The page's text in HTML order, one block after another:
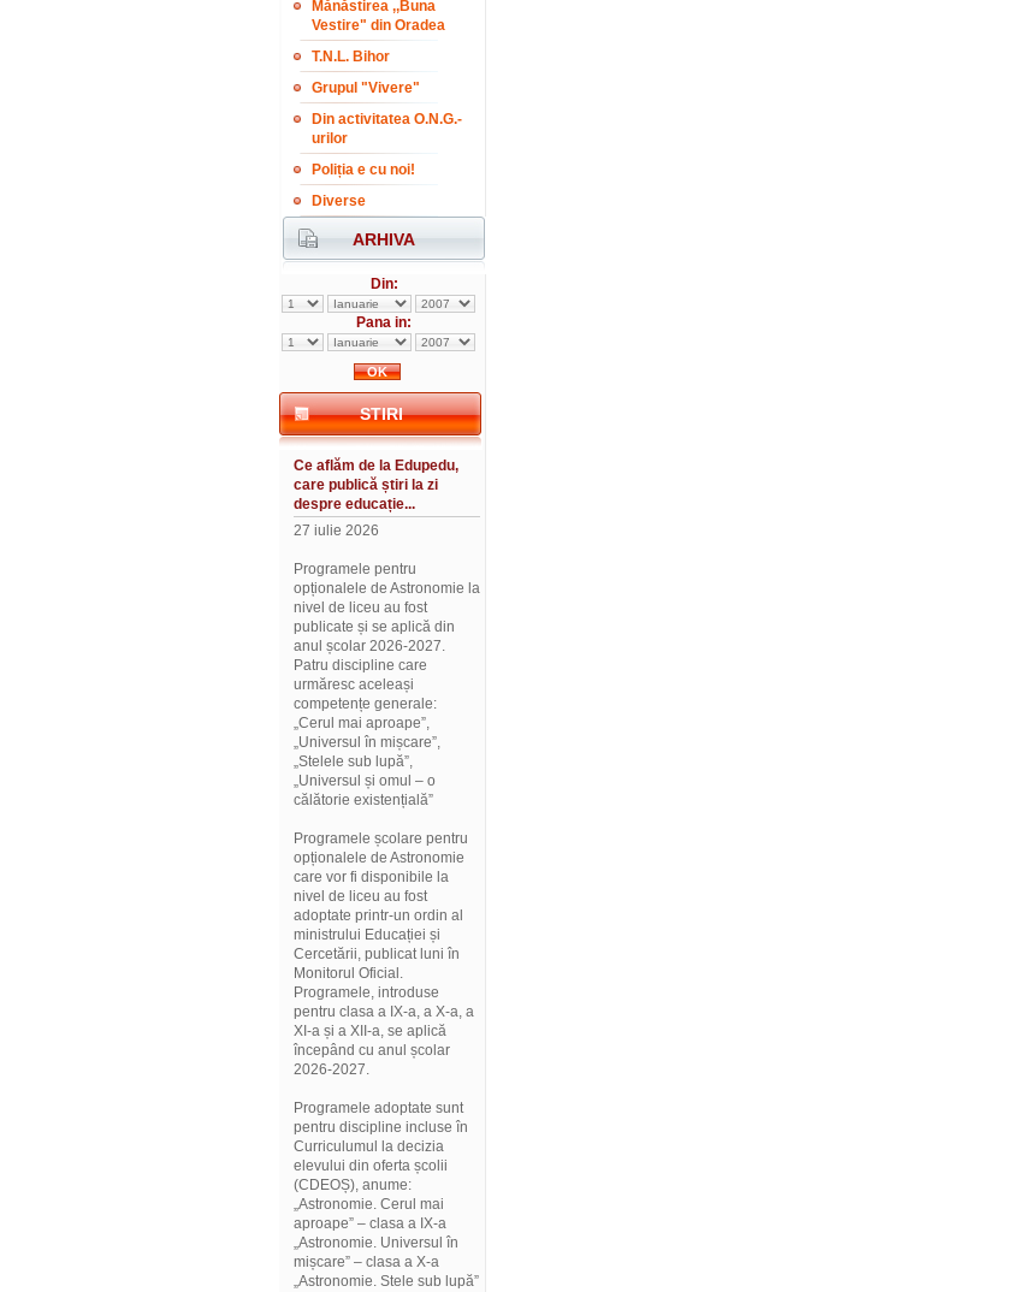
Mănăstirea ,,Buna
Vestire" din Oradea
T.N.L. Bihor
Grupul "Vivere"
Din activitatea O.N.G.-
urilor
Poliția e cu noi!
Diverse
ARHIVA
Din:
Pana in:
STIRI
Ce aflăm de la Edupedu,
care publică știri la zi
despre educație...
27 iulie 2026
Programele pentru
opționalele de Astronomie la
nivel de liceu au fost
publicate și se aplică din
anul școlar 2026-2027.
Patru discipline care
urmăresc aceleași
competențe generale:
„Cerul mai aproape”,
„Universul în mișcare”,
„Stelele sub lupă”,
„Universul și omul – o
călătorie existențială”
Programele școlare pentru
opționalele de Astronomie
care vor fi disponibile la
nivel de liceu au fost
adoptate printr-un ordin al
ministrului Educației și
Cercetării, publicat luni în
Monitorul Oficial.
Programele, introduse
pentru clasa a IX-a, a X-a, a
XI-a și a XII-a, se aplică
începând cu anul școlar
2026-2027.
Programele adoptate sunt
pentru discipline incluse în
Curriculumul la decizia
elevului din oferta școlii
(CDEOȘ), anume:
„Astronomie. Cerul mai
aproape” – clasa a IX-a
„Astronomie. Universul în
mișcare” – clasa a X-a
„Astronomie. Stele sub lupă”